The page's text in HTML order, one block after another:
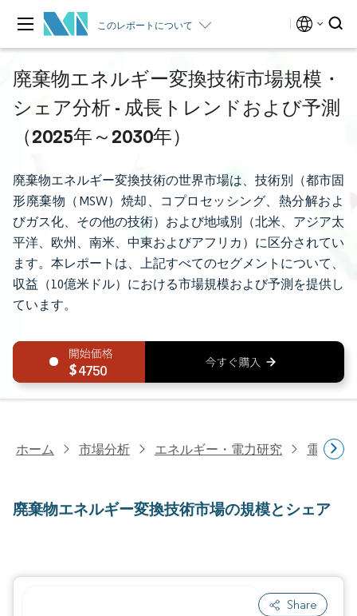
このレポートについて
廃棄物エネルギー変換技術市場規模・
シェア分析 - 成長トレンドおよび予測
（2025年～2030年）
廃棄物エネルギー変換技術の世界市場は、技術別（都市固
形廃棄物（MSW）焼却、コプロセッシング、熱分解およ
びガス化、その他の技術）および地域別（北米、アジア太
平洋、欧州、南米、中東およびアフリカ）に区分されてい
ます。本レポートは、上記すべてのセグメントについて、
収益（10億米ドル）における市場規模および予測を提供し
ています。
4750
ホーム 市場分析 エネルギー・電力研究 電力研究
廃棄物エネルギー変換技術市場の規模とシェア
Share